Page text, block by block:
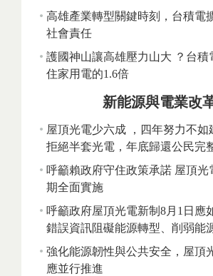
高雄產業轉型關鍵時刻，台積電
社會責任
護國神山讓高雄壓力山大 ？台積
住家用電的1.6倍
新能源與電業改
屋頂光電少六成 ，四年努力不如
拒絕半套光電，年底歸還公民完
呼籲賴政府守住政策承諾 屋頂光
期全面實施
呼籲政府屋頂光電新制8月1日應
錯誤資訊阻礙能源轉型、削弱能
強化能源韌性與公共安全，屋頂
應並行推進